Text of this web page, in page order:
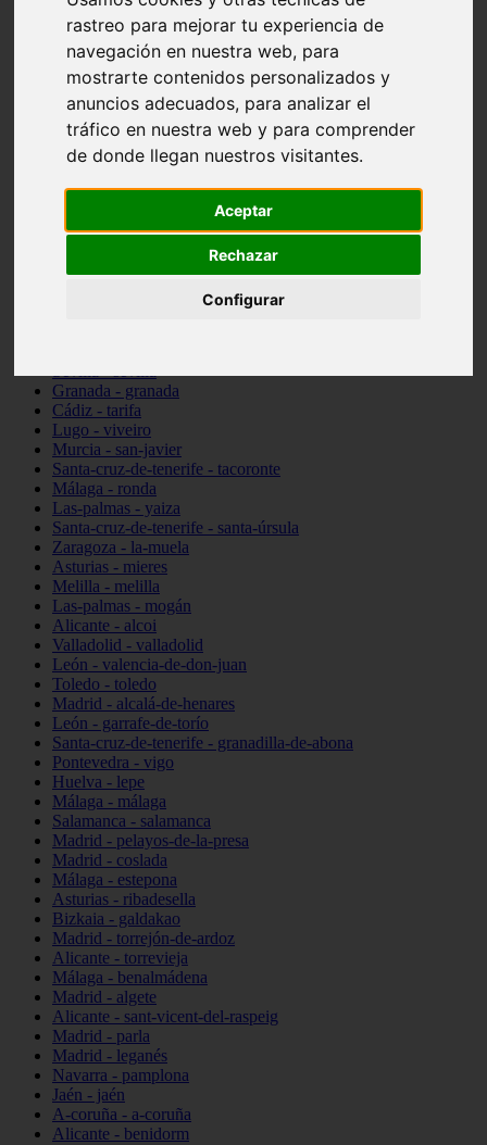
rastreo para mejorar tu experiencia de
navegación en nuestra web, para
mostrarte contenidos personalizados y
anuncios adecuados, para analizar el
tráfico en nuestra web y para comprender
de donde llegan nuestros visitantes.
Aceptar
Rechazar
Configurar
Madrid - pozuelo-de-alarcón
Teruel - sarrión
Cádiz - algodonales
Illes-balears - inca
Madrid - madrid
Málaga - torremolinos
Asturias - oviedo
Cádiz - el-puerto-de-santa-maría
Toledo - illescas
Málaga - marbella
Barcelona - barcelona
Granada - granada
Cádiz - tarifa
Lugo - viveiro
Murcia - san-javier
Santa-cruz-de-tenerife - tacoronte
Málaga - ronda
Las-palmas - yaiza
Santa-cruz-de-tenerife - santa-úrsula
Zaragoza - la-muela
Asturias - mieres
Melilla - melilla
Las-palmas - mogán
Alicante - alcoi
Valladolid - valladolid
León - valencia-de-don-juan
Toledo - toledo
Madrid - alcalá-de-henares
León - garrafe-de-torío
Santa-cruz-de-tenerife - granadilla-de-abona
Pontevedra - vigo
Huelva - lepe
Málaga - málaga
Salamanca - salamanca
Madrid - pelayos-de-la-presa
Madrid - coslada
Málaga - estepona
Asturias - ribadesella
Bizkaia - galdakao
Madrid - torrejón-de-ardoz
Alicante - torrevieja
Málaga - benalmádena
Madrid - algete
Alicante - sant-vicent-del-raspeig
Madrid - parla
Madrid - leganés
Navarra - pamplona
Jaén - jaén
A-coruña - a-coruña
Alicante - benidorm